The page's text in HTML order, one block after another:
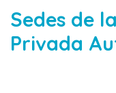
Sedes de
Privada